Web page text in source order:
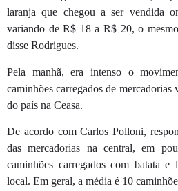
laranja que chegou a ser vendida
variando de R$ 18 a R$ 20, o mesmo
disse Rodrigues.
Pela manhã, era intenso o
caminhões carregados de mercadorias
do país na Ceasa.
De acordo com Carlos Polloni,
das mercadorias na central, em
caminhões carregados com batata e
local. Em geral, a média é 10